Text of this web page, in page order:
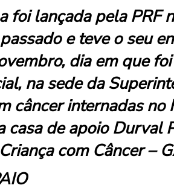
foi lançada pela PRF
e teve o seu
dia em que
na sede da
câncer internadas no
casa de apoio Durval
com Câncer –